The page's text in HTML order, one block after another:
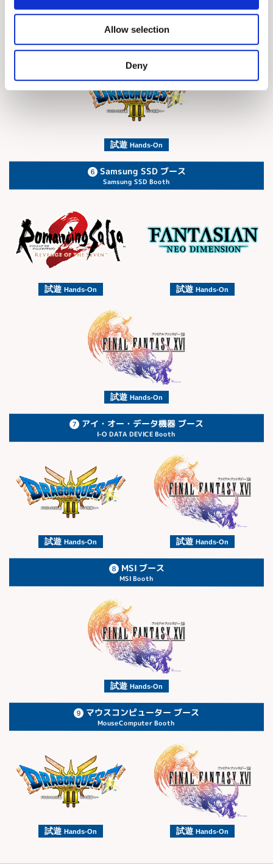
Allow selection
Deny
ソニー・インタラクティブエンタテインメント ブース
試遊 Hands-On
Samsung SSD ブース
Samsung SSD Booth
試遊 Hands-On 試遊Hands-On
試遊 Hands-On
アイ・オー・データ機器 ブース
I-O DATA DEVICE Booth
試遊 Hands-On 試遊Hands-On
MSI ブース
MSI Booth
試遊 Hands-On
マウスコンピューター ブース
MouseComputer Booth
試遊 Hands-On 試遊Hands-On